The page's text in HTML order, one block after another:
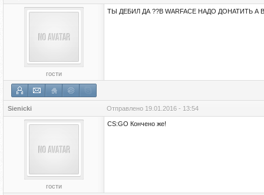
гости
ТЫ ДЕБИЛ ДА ??В WARFACE НАДО ДОНАТИТЬ
Sienicki Отправлено 19.01.2016 - 13:54
гости
CS:GO Кончено же!